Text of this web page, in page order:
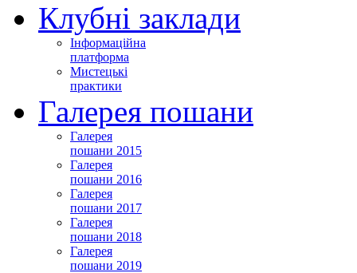
Клубні заклади
Інформаційна
платформа
Мистецькі
практики
Галерея пошани
Галерея
пошани 2015
Галерея
пошани 2016
Галерея
пошани 2017
Галерея
пошани 2018
Галерея
пошани 2019